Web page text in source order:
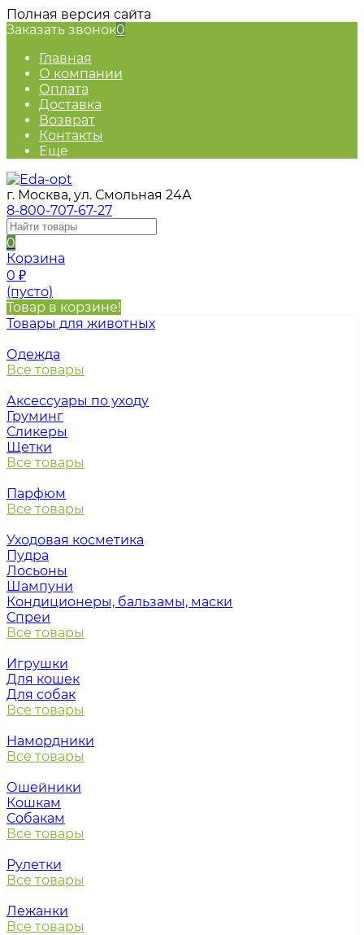
Полная версия сайта
Заказать звонок0
Главная
О компании
Оплата
Доставка
Возврат
Контакты
Еще
г. Москва, ул. Смольная 24А
8-800-707-67-27
0
Корзина
0 ₽
(пусто)
Товар в корзине!
Товары для животных
Одежда
Все товары
Аксессуары по уходу
Груминг
Сликеры
Щетки
Все товары
Парфюм
Все товары
Уходовая косметика
Пудра
Лосьоны
Шампуни
Кондиционеры, бальзамы, маски
Спреи
Все товары
Игрушки
Для кошек
Для собак
Все товары
Намордники
Все товары
Ошейники
Кошкам
Собакам
Все товары
Рулетки
Все товары
Лежанки
Все товары